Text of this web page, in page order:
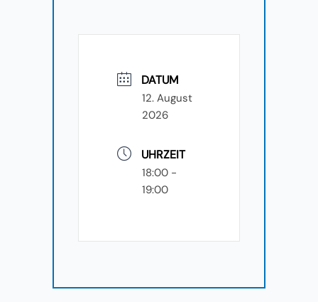
DATUM
12. August
2026
UHRZEIT
18:00 -
19:00